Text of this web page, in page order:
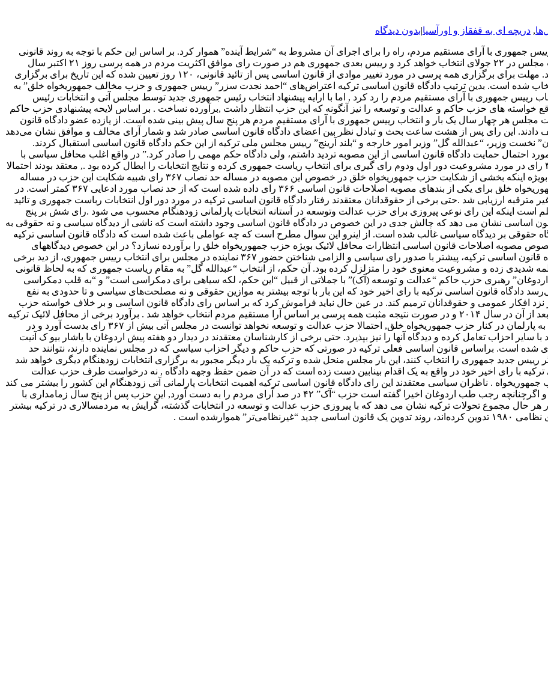
, دریچه ای به قفقاز و اورآسیا|بدون دیدگاه
جمهوری با آرای مستقیم مردم، راه را برای اجرای آن مشروط به “شرایط آینده” هموار کرد. بر اساس این حکم با توجه به روند قانونی
کنونی، رییس جدید جمهوری را مجلس آتی پس از برگزاری انتخابات مجلس در ۲۲ جولای انتخاب خواهد کرد و رییس بعدی جمهوری هم در صورت رای موافق اکثریت مردم در همه پرسی روز ۲۱ اکتبر سال
جاری میلادی، در سال ۲۰۱۴ میلادی با آرای مردم انتخاب خواهد شد. مهلت برای برگزاری همه پرسی در مورد تغییر موادی از قانون اساسی پس از تائید قانونی، ۱۲۰ روز تعیین شده که این تاریخ برای برگزاری
شورای عالی انتخابات، روز ۲۱ اکتبر آینده انتخاب شده است. بدین ترتیب دادگاه قانون اساسی ترکیه اعتراض‌های “احمد نجدت سزر” رییس جمهوری و حزب مخالف جمهوریخواه خلق” به
رییس جمهوری با آرای مستقیم مردم را رد کرد , اما با ارایه پیشنهاد انتخاب رئیس جمهوری جدید توسط مجلس آتی و انتخابات رئیس
خواسته های حزب حاکم و عدالت و توسعه را نیز آنگونه که این حزب انتظار داشت ,برآورده نساخت . بر اساس لایحه پیشنهادی حزب حاکم
هر چهار سال یک بار و انتخاب رییس جمهوری با آرای مستقیم مردم هر پنج سال پیش بینی شده است. از یازده عضو دادگاه قانون
این رای پس از هشت ساعت بحث و تبادل نظر بین اعضای دادگاه قانون اساسی صادر شد و شمار آرای مخالف و موافق نشان می‌دهد
وزیر، “عبدالله گل” وزیر امور خارجه و “بلند آرینج” رییس مجلس ملی ترکیه از این حکم دادگاه قانون اساسی استقبال کردند.
حمایت دادگاه قانون اساسی از این مصوبه تردید داشتم، ولی دادگاه حکم مهمی را صادر کرد.” در واقع اغلب محافل سیاسی با
توجه به تفسیر بی سابقه ای که دادگاه قانون اسای از حدنصاب ۳۶۷ رای در مورد مشروعیت دور اول ودوم رای گیری برای انتخاب ریاست جمهوری کرده و نتایج انتخابات را ابطال کرده بود ., معتقد بودند احتمالا
این دادگاه مصوبه اصلاحات قانون اساسی را نیز ابطال خواهد کرد. بویژه اینکه بخشی از شکایت حزب جمهوریخواه خلق در خصوص این مصوبه در مساله حد نصاب ۳۶۷ رای شبیه شکایت این حزب در مساله
دور اول انتخابات ریاست جمهوری بود . بر اساس شکایت حزب جمهوریخواه خلق برای یکی از بندهای مصوبه اصلاحات قانون اساسی ۳۶۶ رای داده شده است که از حد نصاب مورد ادعایی ۳۶۷ کمتر است. در
ارزیابی شد .حتی برخی از حقوقدانان معتقدند رفتار دادگاه قانون اساسی ترکیه در مورد دور اول انتخابات رباست جمهوری و تائید
است اینکه این رای نوعی پیروزی برای حزب عدالت وتوسعه در آستانه انتخابات پارلمانی زودهنگام محسوب می شود .رای شش بر پنج
قانون اساسی نشان می دهد که چالش جدی در این خصوص در دادگاه قانون اساسی وجود داشته است که ناشی از دیدگاه سیاسی و نه حقوقی به
حقوقی بر دیدگاه سیاسی غالب شده است. از اینرو این سوال مطرح است که چه عواملی باعث شده است که دادگاه قانون اساسی ترکیه
مصوبه اصلاحات قانون اساسی انتظارات محافل لائیک بویژه حزب جمهوریخواه خلق را برآورده نسازد؟ در این خصوص دیدگاههای
مختلفی در میان کارشناسان وجود دارد. واقعیت این است که دادگاه قانون اساسی ترکیه، پیشتر با صدور رای سیاسی و الزامی شناختن حضور ۳۶۷ نماینده در مجلس برای انتخاب رییس جمهوری، از دید برخی
شدیدی زده و مشروعیت معنوی خود را متزلزل کرده بود. آن حکم، از انتخاب “عبدالله گل” به مقام ریاست جمهوری که به لحاظ قانونی
رهبری حزب حاکم “عدالت و توسعه (آک)” با جملاتی از قبیل “این حکم، لکه سیاهی برای دمکراسی است” و “به قلب دمکراسی
دادگاه قانون اساسی ترکیه با رای اخیر خود که این بار با توجه بیشتر به موازین حقوقی و نه مصلحت‌های سیاسی و تا حدودی به نفع
افکار عمومی و حقوقدانان ترمیم کند. در عین حال نباید فراموش کرد که بر اساس رای دادگاه قانون اساسی و بر خلاف خواسته حزب
عدالت وتوسعه نه رئیس جمهوری جدید ترکیه بلکه رئیس جمهوری بعد از آن در سال ۲۰۱۴ و در صورت نتیجه مثبت همه پرسی بر اساس آرا مستقیم مردم انتخاب خواهد شد . برآورد برخی از محافل لائیک ترکیه
این است که در صورت ورود یک حزب دیگر لائیک نظیر حرکت ملی به پارلمان در کنار حزب جمهوریخواه خلق, احتمالا حزب عدالت و توسعه نخواهد توانست در مجلس آتی بیش از ۳۶۷ رای بدست آورد و در
سایر احزاب تعامل کرده و دیدگاه آنها را نیز بپذیرد. حتی برخی از کارشناسان معتقدند در دیدار دو هفته پیش اردوغان با یاشار بیو ک آنیت
است. براساس قانون اساسی فعلی ترکیه در صورتی که حزب حاکم و دیگر احزاب سیاسی که در مجلس نماینده دارند، نتوانند حد
رییس جدید جمهوری را انتخاب کنند، این بار مجلس منحل شده و ترکیه یک بار دیگر مجبور به برگزاری انتخابات زودهنگام دیگری خواهد شد
با رای اخیر خود در واقع به یک اقدام بینابین دست زده است که در آن ضمن حفظ وجهه دادگاه , نه درخواست طرف حزب عدالت
. ناظران سیاسی معتقدند این رای دادگاه قانون اساسی ترکیه اهمیت انتخابات پارلمانی آتی زودهنگام این کشور را بیشتر می کند
. چرا که انتخاب رئیس جمهوری آتی در گرو نتایج این انتخابات است و اگرچنانچه رجب طب اردوغان اخیرا گفته است حزب “آک” ۴۲ در صد آرای مردم را به دست ‌آورد, این حزب پس از پنج سال زمامداری با
حال مجموع تحولات ترکیه نشان می دهد که با پیروزی حزب عدالت و توسعه در انتخابات گذشته، گرایش به مردمسالاری در ترکیه بیشتر
هموارشده است .